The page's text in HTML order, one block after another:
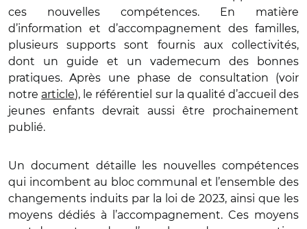
ces nouvelles compétences. En matière
d’information et d’accompagnement des familles,
plusieurs supports sont fournis aux collectivités,
dont un guide et un vademecum des bonnes
pratiques. Après une phase de consultation (voir
notre article), le référentiel sur la qualité d’accueil des
jeunes enfants devrait aussi être prochainement
publié.
Un document détaille les nouvelles compétences
qui incombent au bloc communal et l’ensemble des
changements induits par la loi de 2023, ainsi que les
moyens dédiés à l’accompagnement. Ces moyens